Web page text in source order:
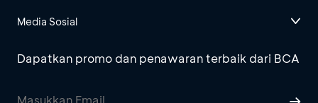
Media Sosial
Dapatkan promo dan penawaran terbaik dari BCA